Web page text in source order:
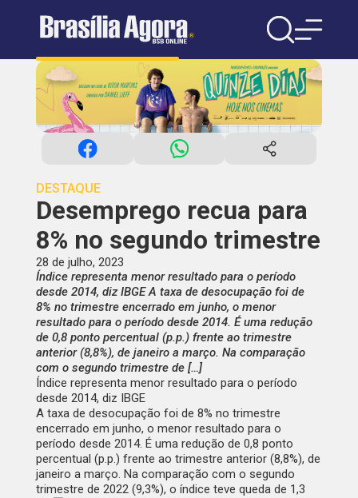
DESTAQUE
Desemprego recua para
8% no segundo trimestre
28 de julho, 2023
Índice representa menor resultado para o período
desde 2014, diz IBGE A taxa de desocupação foi de
8% no trimestre encerrado em junho, o menor
resultado para o período desde 2014. É uma redução
de 0,8 ponto percentual (p.p.) frente ao trimestre
anterior (8,8%), de janeiro a março. Na comparação
com o segundo trimestre de […]
Índice representa menor resultado para o período
desde 2014, diz IBGE
A taxa de desocupação foi de 8% no trimestre
encerrado em junho, o menor resultado para o
período desde 2014. É uma redução de 0,8 ponto
percentual (p.p.) frente ao trimestre anterior (8,8%), de
janeiro a março. Na comparação com o segundo
trimestre de 2022 (9,3%), o índice teve queda de 1,3